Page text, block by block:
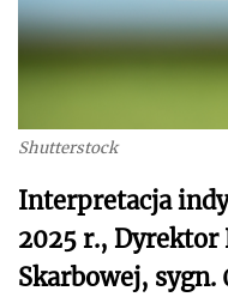
Shutterstock
Interpretacja
2025 r.,
Skarbowej,